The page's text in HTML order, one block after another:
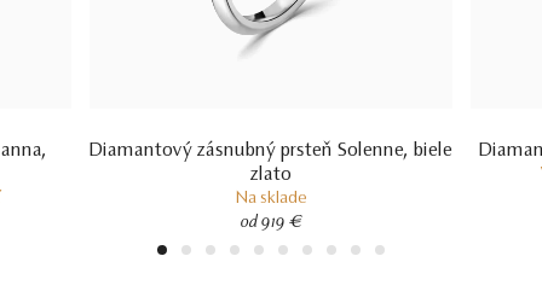
Diamantový zásnubný prsteň Solenne, biele
zlato
Na sklade
od 919 €
1 2 3 4 5 6 7 8 9 10